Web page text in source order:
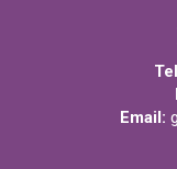
Email: